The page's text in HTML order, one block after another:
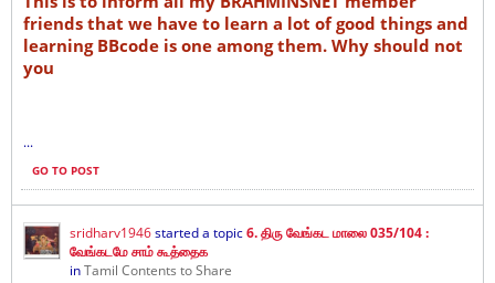
friends that we have to learn a lot of good things and
learning BBcode is one among them. Why should not
you
...
GO TO POST
sridharv1946started a topic6. திரு வேங்கட மாலை 035/104 :
வேங்கடமே சாம் கூத்தைக
inTamil Contents to Share